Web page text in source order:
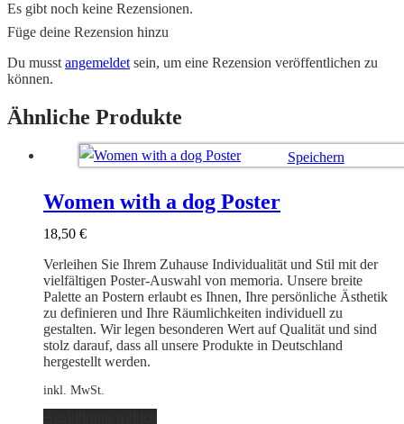
Es gibt noch keine Rezensionen.
Füge deine Rezension hinzu
Du musst angemeldet sein, um eine Rezension veröffentlichen zu
können.
Ähnliche Produkte
Speichern
Women with a dog Poster
18,50 €
Verleihen Sie Ihrem Zuhause Individualität und Stil mit der
vielfältigen Poster-Auswahl von memoria. Unsere breite
Palette an Postern erlaubt es Ihnen, Ihre persönliche Ästhetik
zu definieren und Ihre Räumlichkeiten individuell zu
gestalten. Wir legen besonderen Wert auf Qualität und sind
stolz darauf, dass all unsere Produkte in Deutschland
hergestellt werden.
inkl. MwSt.
Dieses